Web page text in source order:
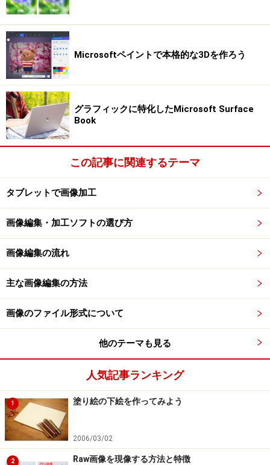
Microsoftペイントで本格的な3Dを作ろう
グラフィックに特化したMicrosoft Surface
Book
この記事に関連するテーマ
タブレットで画像加工
画像編集・加工ソフトの選び方
画像編集の流れ
主な画像編集の方法
画像のファイル形式について
他のテーマも見る
人気記事ランキング
1 塗り絵の下絵を作ってみよう
2006/03/02
2 Raw画像を現像する方法と特徴